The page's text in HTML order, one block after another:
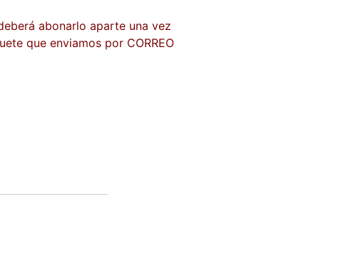
abonarlo aparte una vez
que enviamos por CORREO